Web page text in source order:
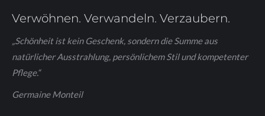
Verwöhnen. Verwandeln. Verzaubern.
„Schönheit ist kein Geschenk, sondern die Summe aus
natürlicher Ausstrahlung, persönlichem Stil und kompetenter
Pflege.“
Germaine Monteil